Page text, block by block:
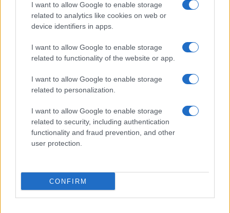
I want to allow Google to enable storage
related to analytics like cookies on web or
device identifiers in apps.
I want to allow Google to enable storage
related to functionality of the website or app.
I want to allow Google to enable storage
related to personalization.
I want to allow Google to enable storage
related to security, including authentication
functionality and fraud prevention, and other
user protection.
CONFIRM
Magna Pars Milano: un’esperienza olfattiva unica in un
ex stabilimento di profumi
Matteo Pellegrino · 7 Ago 2026